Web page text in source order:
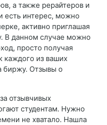
а также рерайтеров и
есть интерес, можно
активно приглашая
В данном случае можно
просто получая
каждого из ваших
биржу. Отзывы о
отзывчивых
студентам. Нужно
не хватало. Нашла